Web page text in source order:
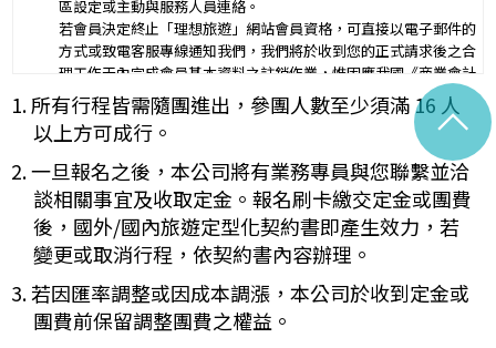
均視為本契約內容之一部分。乙方應確保廣告內容之真實，對甲方所
負之義務不得低於廣告之內容。
第一項記載得以所刊登之廣告、宣傳文件、行程表或說明會之說明內
未記載第一項內容或記載之內容與刊登廣告、宣傳文件、行程表或說
明會之說明記載不符者，以最有利於甲方之內容為準。
第四條（集合及出發時地）
甲方應於民國_____年_____月_____日_____時_____分於
__________準時集合出發。甲方未準時到約定地點集合致未能出
發，亦未能中途加入旅遊者，視為甲方任意解除契約，乙方得依第十
三條之約定，行使損害賠償請求權。
第五條（旅遊費用及付款方式）
旅遊費用：______________________
除雙方有特別約定者外，甲方應依下列約定繳付：
一、
簽訂本契約時，甲方應以_______(現金、信用卡、轉帳、支票
區設定或主動與服務人員連絡。
若會員決定終止「理想旅遊」網站會員資格，可直接以電子郵件的
方式或致電客服專線通知我們，我們將於收到您的正式請求後之合
理工作天內完成會員基本資料之註銷作業，惟因應我國《商業會計
法》及《稅捐稽徵法》之法定保存年限要求，相關交易憑證與帳務
紀錄將於法定保存期限屆滿後自動進行安全銷毀，不在此限。自終
止「理想旅遊」網站會員身份之日起（以本站系統發出之確認電子
郵件為準），您將即刻喪失所有本服務所提供之尊榮優惠及權益。
【Cookies 的運用政策】
為提供個人化的服務，本資訊網會使用 Cookies 技術來儲存並在
某些時候追蹤使用者的資料。本網站使用 Cookies 大多僅基於輔
助作用，例如儲存您偏好的特定種類資料，或儲存相關密碼以方便
您上網至本行網站時不必每次再輸入密碼…等。
※ Cookies 是網站伺服器用來和使用者瀏覽器進行溝通的一種技術，
它可能在使用者的電腦中儲存某些資訊，大部分 Cookies 的有效
1. 所有行程皆需隨團進出，參團人數至少須滿 16 人
以上方可成行。
2. 一旦報名之後，本公司將有業務專員與您聯繫並洽
談相關事宜及收取定金。報名刷卡繳交定金或團費
後，國外/國內旅遊定型化契約書即產生效力，若
變更或取消行程，依契約書內容辦理。
3. 若因匯率調整或因成本調漲，本公司於收到定金或
團費前保留調整團費之權益。
^